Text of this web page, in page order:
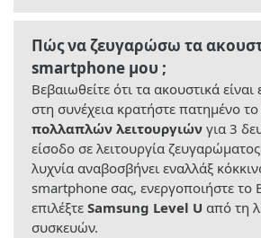
Πώς να ζευγαρώσω τα
smartphone μου ;
Βεβαιωθείτε ότι τα ακουστικά
στη συνέχεια κρατήστε πατημένο το
πολλαπλών λειτουργιών για 3
είσοδο σε λειτουργία ζευγαρώματος
λυχνία αναβοσβήνει εναλλάξ
smartphone σας, ενεργοποιήστε το
επιλέξτε Samsung Level U από τη
συσκευών.